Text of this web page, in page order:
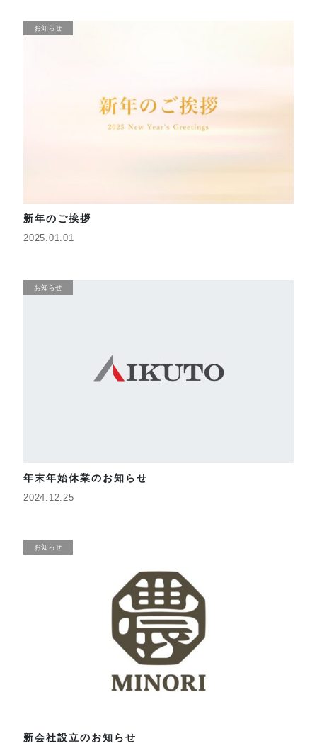
お知らせ
新年のご挨拶
2025.01.01
お知らせ
年末年始休業のお知らせ
2024.12.25
お知らせ
新会社設立のお知らせ